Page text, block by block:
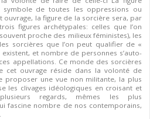
symbole de toutes les oppressions ou
ouvrage, la figure de la sorcière sera, par
figures archétypales: celles que l’on
proche des milieux féministes), les
sorcières que l’on peut qualifier de «
et nombre de personnes s’auto-
appellations. Ce monde des sorcières
cet ouvrage réside dans la volonté de
proposer une vue non militante, la plus
les clivages idéologiques en croisant et
regards, mêmes les plus
fascine nombre de nos contemporains,